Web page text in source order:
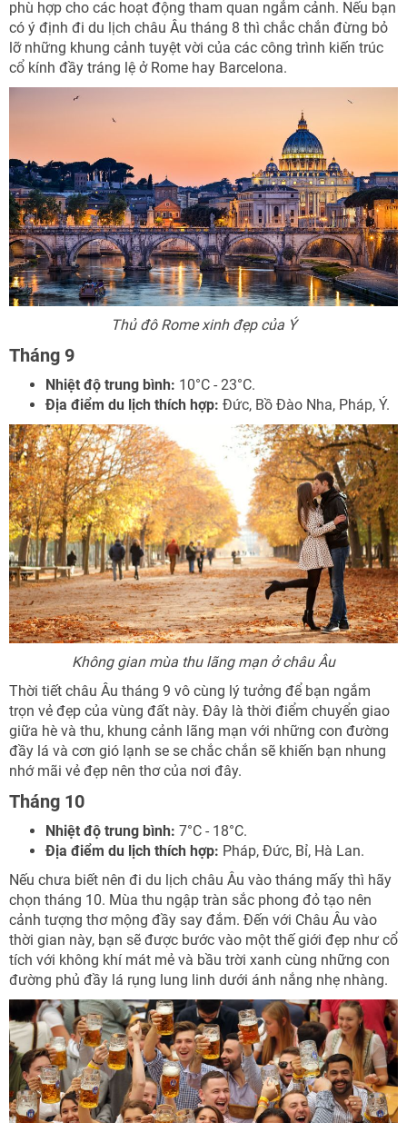
phù hợp cho các hoạt động tham quan ngắm cảnh. Nếu bạn
có ý định đi du lịch châu Âu tháng 8 thì chắc chắn đừng bỏ
lỡ những khung cảnh tuyệt vời của các công trình kiến trúc
cổ kính đầy tráng lệ ở Rome hay Barcelona.
Thủ đô Rome xinh đẹp của Ý
Tháng 9
Nhiệt độ trung bình: 10°C - 23°C.
Địa điểm du lịch thích hợp: Đức, Bồ Đào Nha, Pháp, Ý.
Không gian mùa thu lãng mạn ở châu Âu
Thời tiết châu Âu tháng 9 vô cùng lý tưởng để bạn ngắm
trọn vẻ đẹp của vùng đất này. Đây là thời điểm chuyển giao
giữa hè và thu, khung cảnh lãng mạn với những con đường
đầy lá và cơn gió lạnh se se chắc chắn sẽ khiến bạn nhung
nhớ mãi vẻ đẹp nên thơ của nơi đây.
Tháng 10
Nhiệt độ trung bình: 7°C - 18°C.
Địa điểm du lịch thích hợp: Pháp, Đức, Bỉ, Hà Lan.
Nếu chưa biết nên đi du lịch châu Âu vào tháng mấy thì hãy
chọn tháng 10. Mùa thu ngập tràn sắc phong đỏ tạo nên
cảnh tượng thơ mộng đầy say đắm. Đến với Châu Âu vào
thời gian này, bạn sẽ được bước vào một thế giới đẹp như cổ
tích với không khí mát mẻ và bầu trời xanh cùng những con
đường phủ đầy lá rụng lung linh dưới ánh nắng nhẹ nhàng.